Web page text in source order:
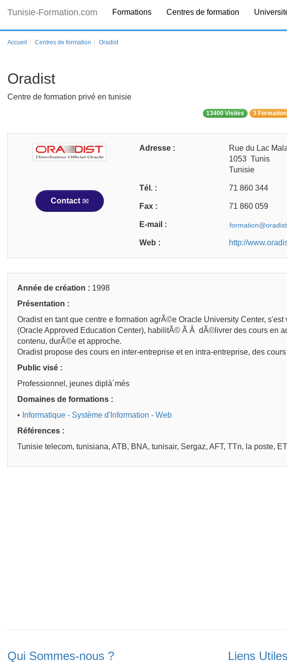
Tunisie-Formation.com Formations Centres de formation
Accueil Centres de formation Oradist
Oradist
Centre de formation privé en tunisie
13400 Visites 3
Contact
Adresse :
Rue du Lac
1053 Tunis
Tunisie
Tél. : 71 860 344
Fax : 71 860 059
E-mail :
Web : http://
Année de création : 1998
Présentation :
Oradist en tant que centre e formation agrÃ©e Oracle University Center,
(Oracle Approved Education Center), habilitÃ© Ã Â dÃ©livrer des cours en
contenu, durÃ©e et approche.
Oradist propose des cours en inter-entreprise et en intra-entreprise, des
Public visé :
Professionnel, jeunes diplà´més
Domaines de formations :
• Informatique - Système d'Information - Web
Références :
Tunisie telecom, tunisiana, ATB, BNA, tunisair, Sergaz, AFT, TTn, la poste,
Qui Sommes-nous ? Liens Utiles